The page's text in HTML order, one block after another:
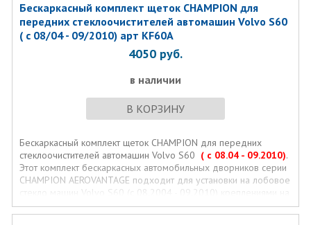
Бескаркасный комплект щеток CHAMPION для
передних стеклоочистителей автомашин Volvo S60
( с 08/04 - 09/2010) арт KF60A
4050 руб.
в наличии
В КОРЗИНУ
Бескаркасный комплект щеток CHAMPION для передних
стеклоочистителей автомашин Volvo S60 ( с 08.04 - 09.2010).
Этот комплект бескаркасных автомобильных дворников серии
CHAMPION AEROVANTAGE подходит для установки на лобовое
стекло машин Volvo S60 (с 08.2004 - 09.2010) креплениями на
стеклоочистителях и размерами щеток.